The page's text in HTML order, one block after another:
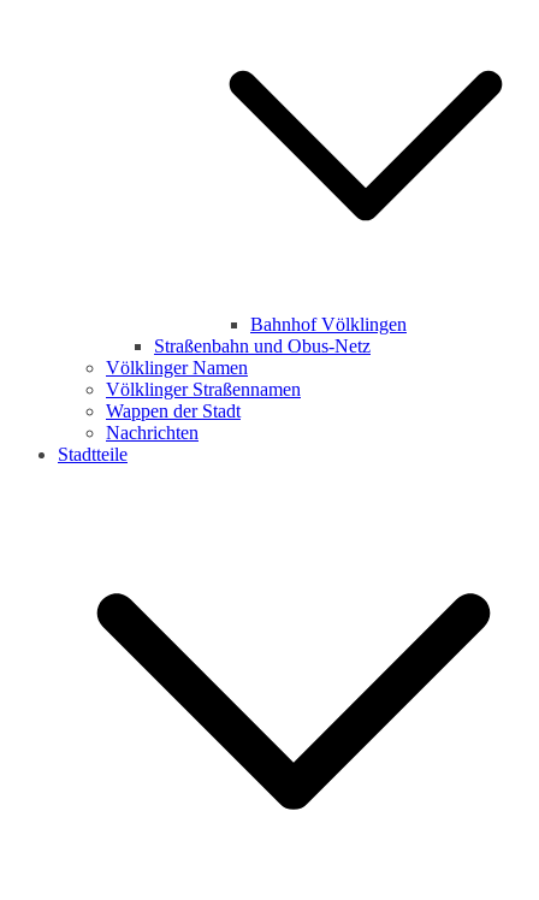
Bahnhof Völklingen
Straßenbahn und Obus-Netz
Völklinger Namen
Völklinger Straßennamen
Wappen der Stadt
Nachrichten
Stadtteile